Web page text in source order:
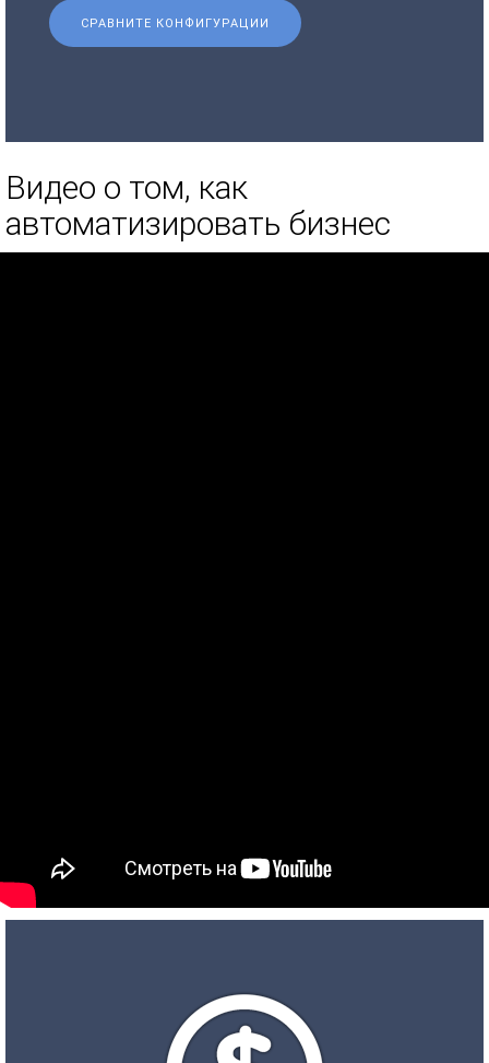
СРАВНИТЕ КОНФИГУРАЦИИ
Видео о том, как
автоматизировать бизнес